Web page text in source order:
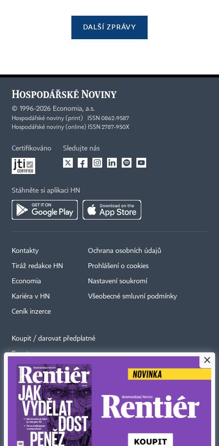
DALŠÍ ZPRÁVY
© 1996-2026 Economia, a.s.
Hospodářské noviny (print) ISSN 0862-9587
Hospodářské noviny (online) ISSN 2787-950X
Certifikováno Sledujte nás
Stáhněte si aplikaci HN
Kontakty
Tiráž redakce HN
Economia
Kariéra v HN
Ceník inzerce
Ochrana osobních údajů
Prohlášení o cookies
Nastavení soukromí
Všeobecné smluvní podmínky
Koupit / darovat předplatné
Eventy
Newslettery
RSS kanály
Autorská práva vykonává vydavatel. Bez písemného svolení vydavatele je
zakázáno jakékoli užití částí nebo celku díla, zejména rozmnožování a šíření
jakýmkoli způsobem, mechanickým nebo elektronickým, v českém nebo
×